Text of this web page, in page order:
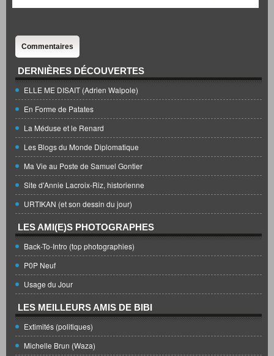
Commentaires
DERNIÈRES DÉCOUVERTES
ELLE ME DISAIT (Adrien Walpole)
En Forme de Patates
La Méduse et le Renard
Les Blogs du Monde Diplomatique
Ma Vie au Poste de Samuel Gontier
Site d'Annie Lacroix-Riz, historienne
URTIKAN (et son dessin du jour)
LES AMI(E)S PHOTOGRAPHES
Back-To-Intro (top photographies)
P0P Neuf
Usage du Jour
LES MEILLEURS AMIS DE BIBI
Extimités (politiques)
Michelle Brun (Waza)